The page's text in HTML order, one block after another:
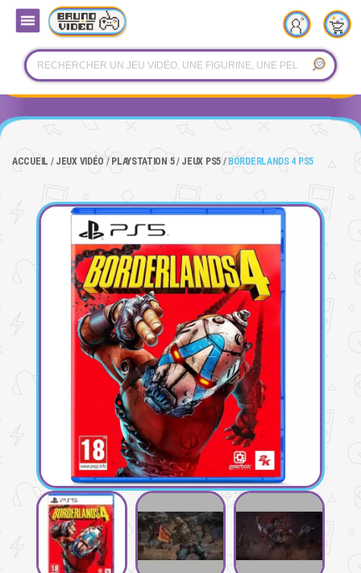
ACCUEIL JEUX VIDÉO PLAYSTATION 5 JEUX PS5 BORDERLANDS 4 PS5